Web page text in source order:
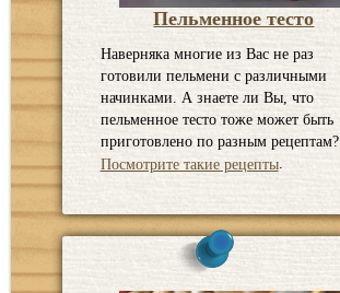
Пельменное тесто
Наверняка многие из Вас не раз
готовили пельмени с различными
начинками. А знаете ли Вы, что
пельменное тесто тоже может быть
приготовлено по разным рецептам?
Посмотрите такие рецепты.